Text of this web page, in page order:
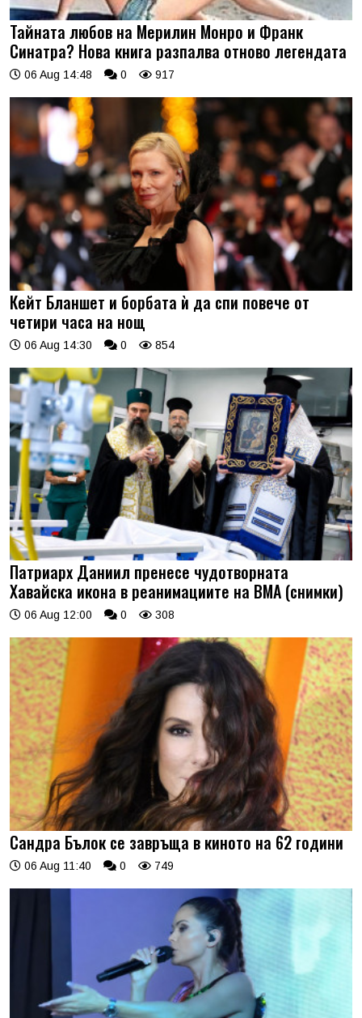
Тайната любов на Мерилин Монро и Франк
Синатра? Нова книга разпалва отново легендата
06 Aug 14:48 0 917
Кейт Бланшет и борбата ѝ да спи повече от
четири часа на нощ
06 Aug 14:30 0 854
Патриарх Даниил пренесе чудотворната
Хавайска икона в реанимациите на ВМА (снимки)
06 Aug 12:00 0 308
Сандра Бълок се завръща в киното на 62 години
06 Aug 11:40 0 749